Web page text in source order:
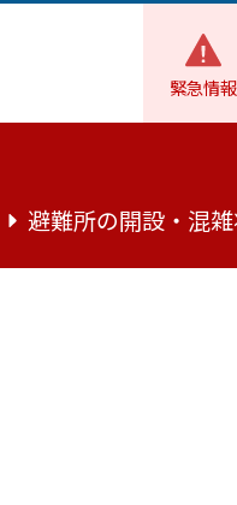
緊急情報
避難所の開設・混
いて